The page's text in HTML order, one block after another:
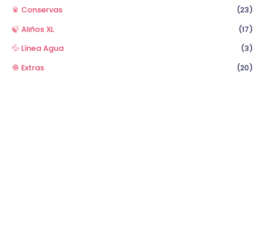
🥫 Conservas
(23)
🍃 Aliños XL
(17)
💦 Línea Agua
(3)
🧅 Extras
(20)